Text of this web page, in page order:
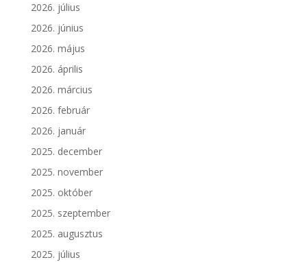
2026. július
2026. június
2026. május
2026. április
2026. március
2026. február
2026. január
2025. december
2025. november
2025. október
2025. szeptember
2025. augusztus
2025. július